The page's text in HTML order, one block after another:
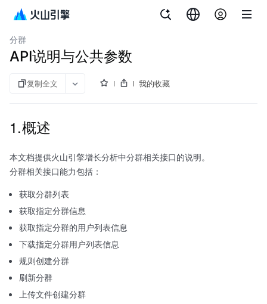
增长分析 DataFinder
分群
API说明与公共参数
复制全文 我的收藏
1.概述
本文档提供火山引擎增长分析中分群相关接口的说明。
分群相关接口能力包括：
获取分群列表
获取指定分群信息
获取指定分群的用户列表信息
下载指定分群用户列表信息
规则创建分群
刷新分群
上传文件创建分群